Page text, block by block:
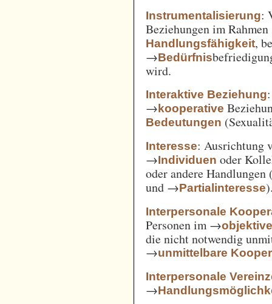
Instrumentalisierung:
Beziehungen im
Handlungsfähigkeit,
→Bedürfnis
wird.
Interaktive Beziehung
→kooperative
Bedeutungen
Interesse: Ausrichtung
→Individuen oder
oder andere
und →Partialinteresse
Interpersonale
Personen im →
die nicht notwendig
→unmittelbare
Interpersonale
→